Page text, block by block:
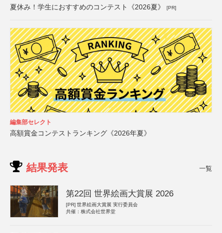
夏休み！学生におすすめのコンテスト《2026夏》 [PR]
編集部セレクト
高額賞金コンテストランキング《2026年夏》
結果発表 一覧
第22回 世界絵画大賞展 2026
[PR] 世界絵画大賞展 実行委員会
共催：株式会社世界堂